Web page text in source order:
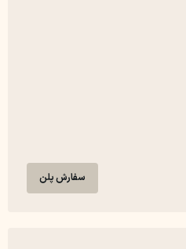
سفارش پلن